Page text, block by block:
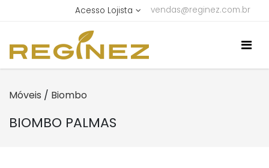
Acesso Lojista vendas@reginez.com.br
BIOMBO PALMAS
Móveis / Biombo